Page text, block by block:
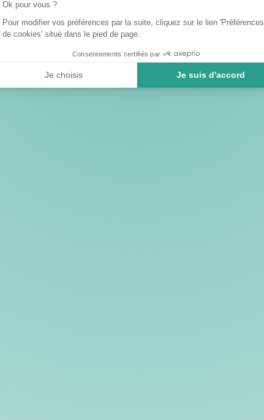
Ok pour vous ?
Pour modifier vos préférences par la suite, cliquez sur le lien 'Préférences
de cookies' situé dans le pied de page.
Consentements certifiés par
Je choisis Je suis d'accord